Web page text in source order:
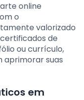
online
o
valorizado
de
ou currículo,
aprimorar suas
em